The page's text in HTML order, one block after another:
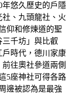
年悠久歷史的戶隱
、九頭龍社、火
仰和修煉道的聖
千坊」與比叡
時代，德川家康
往奧社參道兩側
5座神社可得各路
邊被認為是最強